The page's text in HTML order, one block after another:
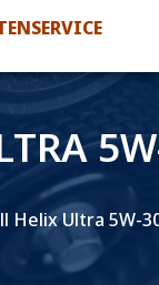
Helix Ultra 5W-